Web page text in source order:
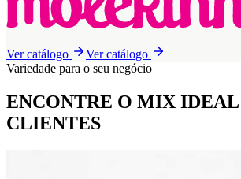
Ver catálogo
Ver catálogo
Variedade para o seu negócio
ENCONTRE O MIX IDEAL
CLIENTES